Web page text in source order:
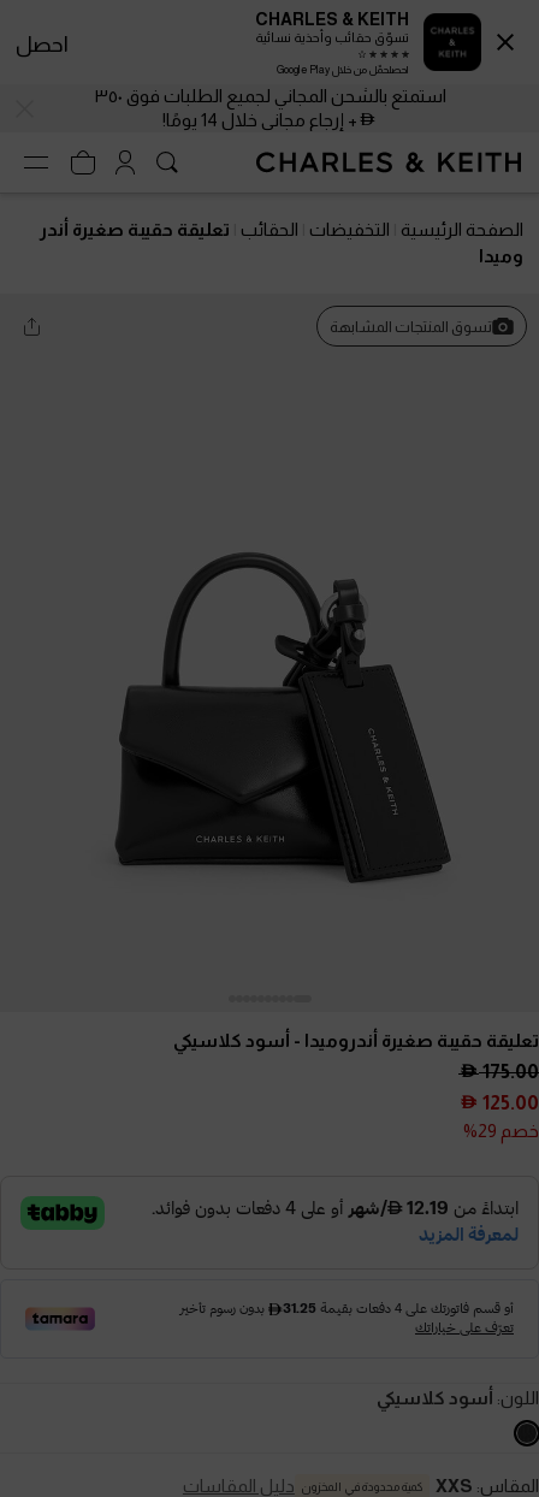
استمتع بالشحن المجاني لجميع الطلبات فوق ٣٥٠
+ إرجاع مجاني خلال 14 يومًا!
الصفحة الرئيسية التخفيضات الحقائب
تعليقة حقيبة صغيرة أندر
وميدا
تسوق المنتجات المشابهة
تعليقة حقيبة صغيرة أندروميدا - أسود كلاسيكي
175.00
125.00
خصم 29%
اللون: أسود كلاسيكي
المقاس: XXS كمية محدودة في المخزون دليل المقاسات
CHARLES & KEITH
تسوّق حقائب وأحذية نسائية
احصلحمّل من خلال Google Play
احصل